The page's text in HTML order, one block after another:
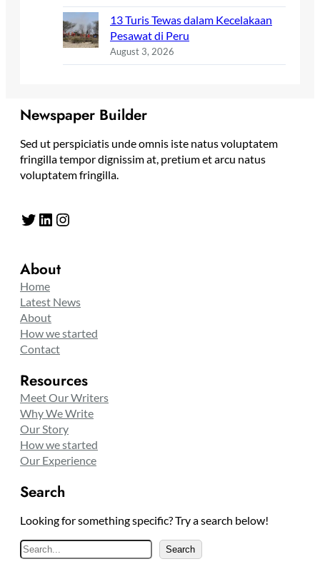
13 Turis Tewas dalam Kecelakaan
Pesawat di Peru
August 3, 2026
Newspaper Builder
Sed ut perspiciatis unde omnis iste natus voluptatem
fringilla tempor dignissim at, pretium et arcu natus
voluptatem fringilla.
Twitter LinkedIn Instagram
About
Home
Latest News
About
How we started
Contact
Resources
Meet Our Writers
Why We Write
Our Story
How we started
Our Experience
Search
Looking for something specific? Try a search below!
S
e
Search